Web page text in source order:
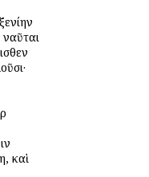
καὶ